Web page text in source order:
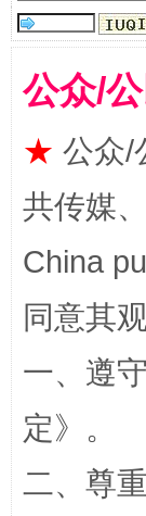
公众/
★ 公众/
共传媒
China
同意其
一、遵
定》。
二、尊